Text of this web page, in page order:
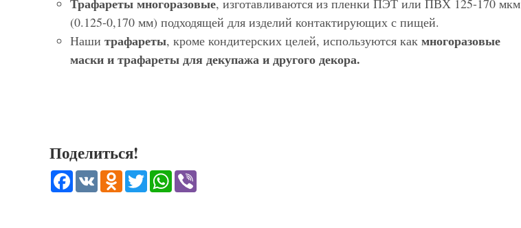
Трафареты многоразовые, изготавливаются из пленки ПЭТ или ПВХ 125-170 мкм
(0.125-0,170 мм) подходящей для изделий контактирующих с пищей.
Наши трафареты, кроме кондитерских целей, используются как многоразовые
маски и трафареты для декупажа и другого декора.
Поделиться!
Facebook
VK Odnoklassniki
TwitterWhatsApp